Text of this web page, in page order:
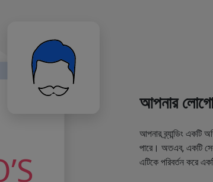
আপনার
আপনার ব্র্যান্ডিং একটি
পারে। অতএব, একটি
এটিকে পরিবর্তন করে